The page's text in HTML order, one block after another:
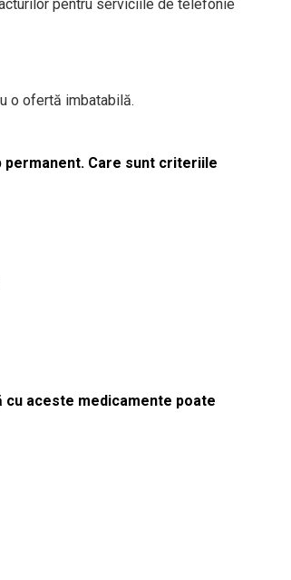
pentru serviciile de telefonie
o ofertă imbatabilă.
Care sunt criteriile
aceste medicamente poate